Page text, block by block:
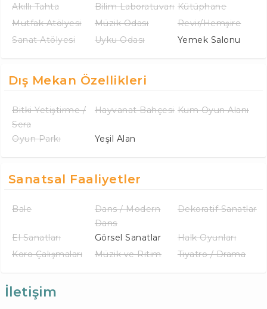
Akıllı Tahta Bilim Laboratuvarı Kütüphane
Mutfak Atölyesi
Müzik Odası
Revir/Hemşire
Sanat Atölyesi
Uyku Odası Yemek Salonu
Dış Mekan Özellikleri
Bitki Yetiştirme /
Sera
Hayvanat Bahçesi Kum Oyun Alanı
Oyun Parkı Yeşil Alan
Sanatsal Faaliyetler
Bale
Dans / Modern
Dans
Dekoratif Sanatlar
El Sanatları Görsel Sanatlar
Halk Oyunları
Koro Çalışmaları
Müzik ve Ritim Tiyatro / Drama
İletişim